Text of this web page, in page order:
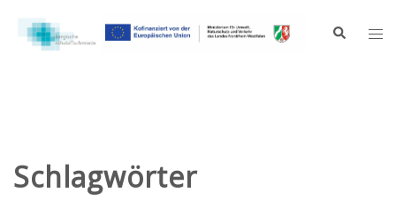
Inhalt
springen
Suche
Schlagwörter